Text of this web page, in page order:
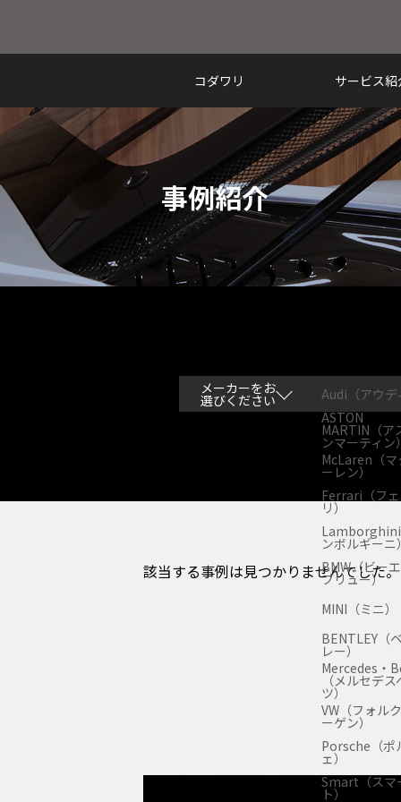
コダワリ サービス紹
事例紹介
メーカーをお
選びください
Audi（アウデ
ASTON
MARTIN（ア
ンマーティン
McLaren（マ
ーレン）
Ferrari（フ
リ）
ンボルギーニ
BMW（ビー
ブリュー）
MINI（ミニ）
BENTLEY（
レー）
Mercedes・
（メルセデ
ツ）
VW（フォル
ーゲン）
Porsche（ポ
ェ）
Smart（スマ
ト）
該当する事例は見つかりませんでした。